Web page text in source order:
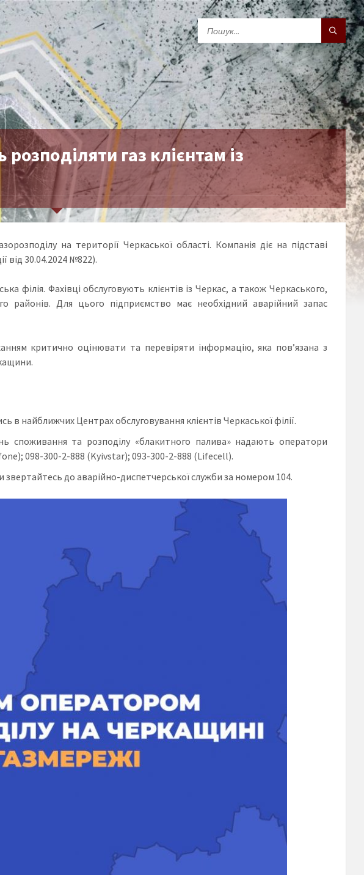
газ клієнтам із
на території Черкаської області. Компанія діє на підставі
від 30.04.2024 №822).
філія. Фахівці обслуговують клієнтів із Черкас, а також Черкаського,
районів. Для цього підприємство має необхідний аварійний запас
критично оцінювати та перевіряти інформацію, яка пов’язана з
в найближчих Центрах обслуговування клієнтів Черкаської філії.
споживання та розподілу «блакитного палива» надають оператори
098-300-2-888 (Kyivstar); 093-300-2-888 (Lifecell).
звертайтесь до аварійно-диспетчерської служби за номером 104.